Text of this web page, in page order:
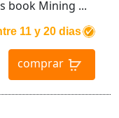
11 y 20 dias
comprar
book Mining ...